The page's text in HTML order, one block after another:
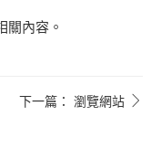
關內容。
下一篇： 瀏覽網站